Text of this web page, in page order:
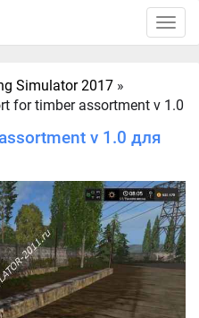
Toggle
Simulator 2017 »
for timber assortment v 1.0
v 1.0 для